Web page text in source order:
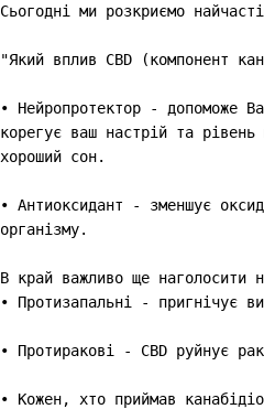
Сьогодні ми розкриємо
"Який вплив CBD (компонент
• Нейропротектор - допоможе
корегує ваш настрій та
хороший сон.
• Антиоксидант - зменшує
організму.
В край важливо ще наголосити
• Протизапальні - пригнічує
• Протиракові - CBD руйнує
• Кожен, хто приймав